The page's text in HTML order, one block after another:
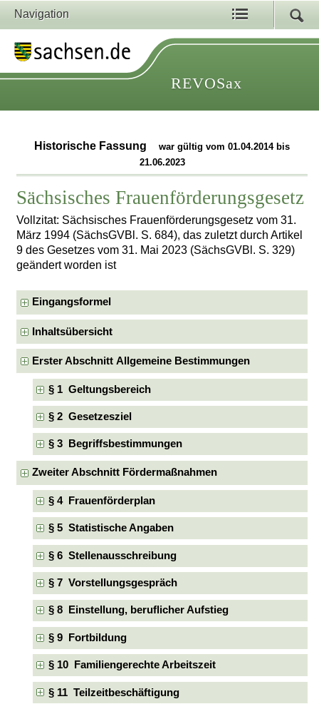
Navigation
REVOSax
Historische Fassung
war gültig vom 01.04.2014 bis
21.06.2023
Sächsisches Frauenförderungsgesetz
Vollzitat: Sächsisches Frauenförderungsgesetz vom 31.
März 1994 (SächsGVBl. S. 684), das zuletzt durch Artikel
9 des Gesetzes vom 31. Mai 2023 (SächsGVBl. S. 329)
geändert worden ist
Eingangsformel
Inhaltsübersicht
Erster Abschnitt Allgemeine Bestimmungen
§ 1 Geltungsbereich
§ 2 Gesetzesziel
§ 3 Begriffsbestimmungen
Zweiter Abschnitt Fördermaßnahmen
§ 4 Frauenförderplan
§ 5 Statistische Angaben
§ 6 Stellenausschreibung
§ 7 Vorstellungsgespräch
§ 8 Einstellung, beruflicher Aufstieg
§ 9 Fortbildung
§ 10 Familiengerechte Arbeitszeit
§ 11 Teilzeitbeschäftigung